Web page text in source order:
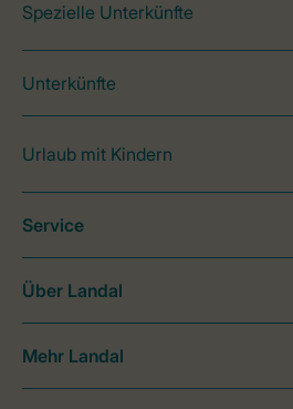
Spezielle Unterkünfte
Unterkünfte
Urlaub mit Kindern
Service
Über Landal
Mehr Landal